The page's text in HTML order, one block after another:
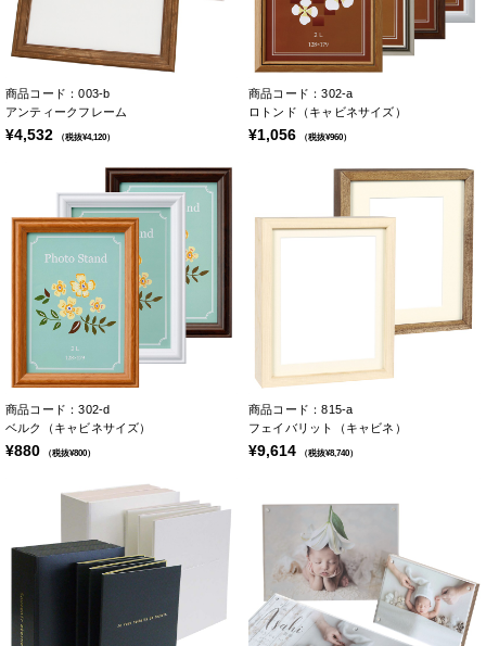
商品コード：003-b
アンティークフレーム
¥4,532 （税抜¥4,120）
商品コード：302-a
ロトンド（キャビネサイズ）
¥1,056 （税抜¥960）
商品コード：302-d
ベルク（キャビネサイズ）
¥880 （税抜¥800）
商品コード：815-a
フェイバリット（キャビネ）
¥9,614 （税抜¥8,740）